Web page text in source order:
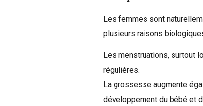
Les femmes sont
plusieurs raisons
Les menstruations, surtout
régulières.
La grossesse augmente
développement du bébé et